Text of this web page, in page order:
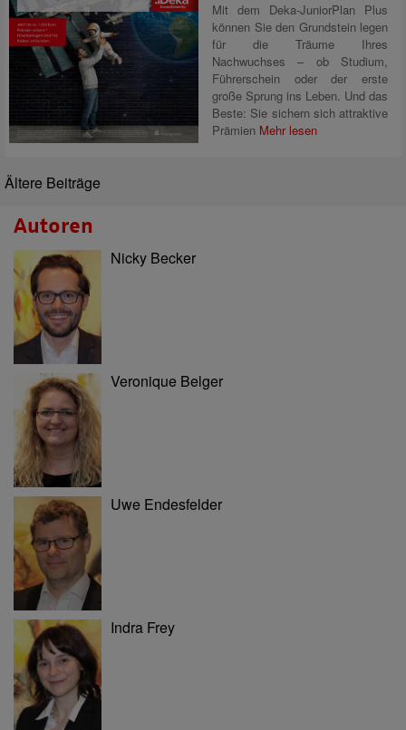
Mit dem Deka-JuniorPlan Plus
können Sie den Grundstein legen
für die Träume Ihres
Nachwuchses – ob Studium,
Führerschein oder der erste
große Sprung ins Leben. Und das
Beste: Sie sichern sich attraktive
Prämien Mehr lesen
Ältere Beiträge
Autoren
Nicky Becker
Veronique Belger
Uwe Endesfelder
Indra Frey